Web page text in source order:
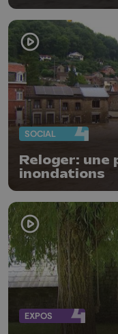
SOCIAL
Reloger: une
inondations
EXPOS